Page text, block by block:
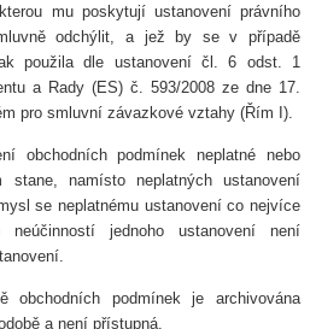
mu poskytují ustanovení právního
odchýlit, a jež by se v případě
použila dle ustanovení čl. 6 odst. 1
a Rady (ES) č. 593/2008 ze dne 17.
pro smluvní závazkové vztahy (Řím I).
obchodních podmínek neplatné nebo
stane, namísto neplatných ustanovení
se neplatnému ustanovení co nejvíce
neúčinností jednoho ustanovení není
obchodních podmínek je archivována
a není přístupná.